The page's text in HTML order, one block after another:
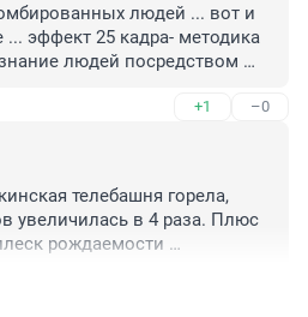
людей ... вот и
эффект 25 кадра- методика
людей посредством
+1 –0
телебашня горела,
увеличилась в 4 раза. Плюс
рождаемости